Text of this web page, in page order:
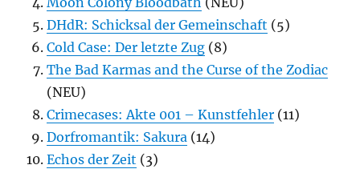
DHdR: Schicksal der Gemeinschaft (5)
Cold Case: Der letzte Zug (8)
The Bad Karmas and the Curse of the Zodiac
(NEU)
Crimecases: Akte 001 – Kunstfehler (11)
Dorfromantik: Sakura (14)
Echos der Zeit (3)